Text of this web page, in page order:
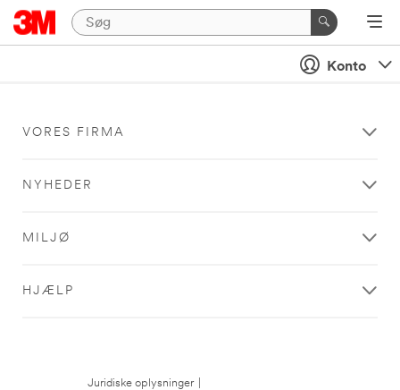
Konto
VORES FIRMA
NYHEDER
MILJØ
HJÆLP
Juridiske oplysninger